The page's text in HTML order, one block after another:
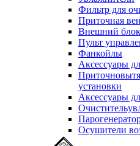
Фильтр для
Приточная
Внешний блок
Пульт
Фанкойлы
Аксессуары
установки
Аксессуары
Осушители